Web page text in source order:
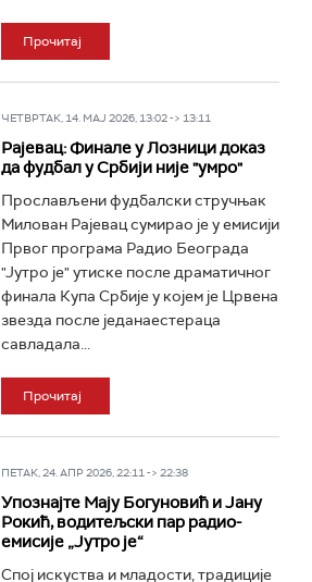
Прочитај
ЧЕТВРТАК, 14. МАЈ 2026, 13:02 -> 13:11
Рајевац: Финале у Лозници доказ
да фудбал у Србији није "умро"
Прослављени фудбалски стручњак
Милован Рајевац сумирао је у емисији
Првог програма Радио Београда
"Јутро је" утиске после драматичног
финала Купа Србије у којем је Црвена
звезда после једанаестераца
савладала...
Прочитај
ПЕТАК, 24. АПР 2026, 22:11 -> 22:38
Упознајте Мају Богуновић и Јану
Рокић, водитељски пар радио-
емисије „Јутро је“
Спој искуства и младости, традиције